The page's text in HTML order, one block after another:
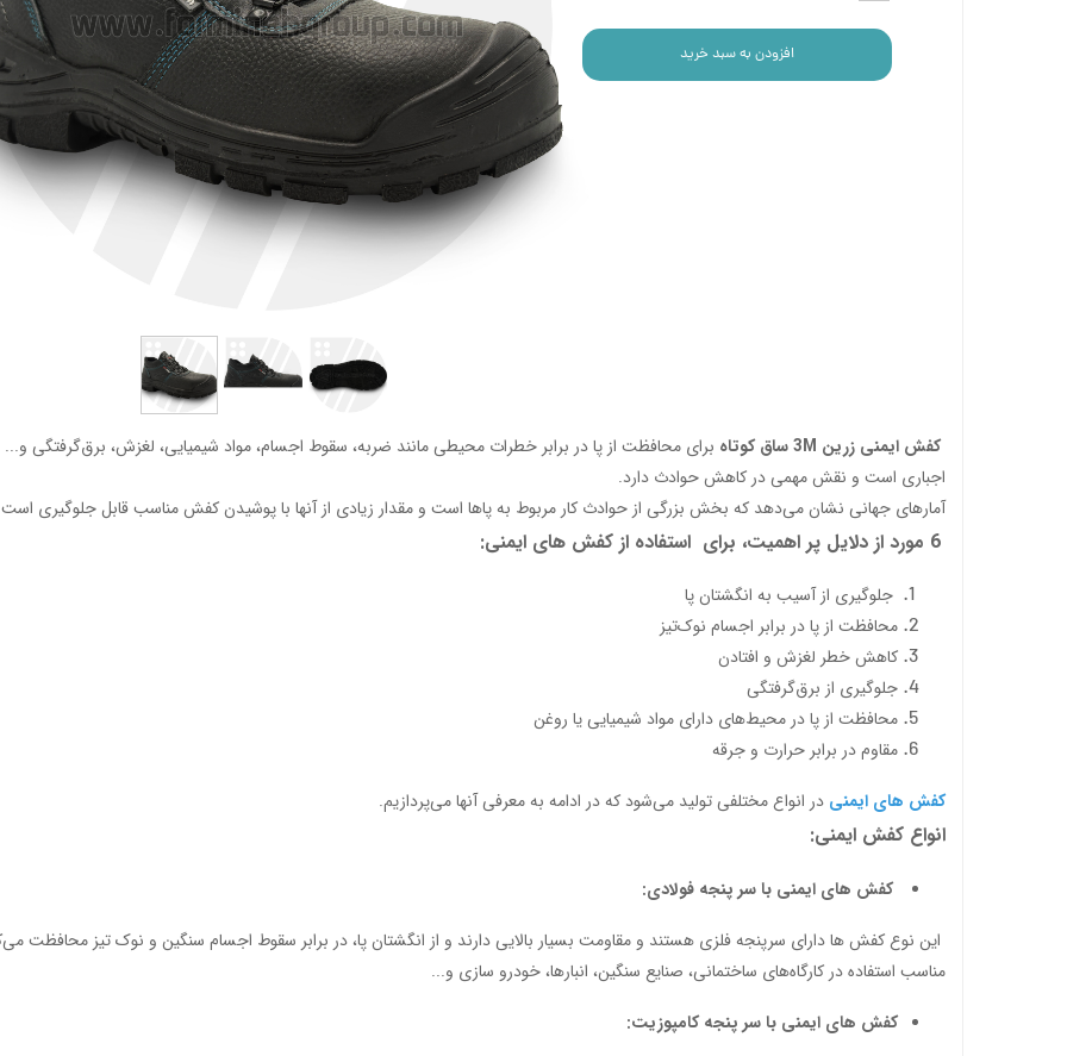
افزودن به سبد خرید
کفش ایمنی زرین 3M ساق کوتاه
برای محافظت از پا در برابر خطرات محیطی مانند ضربه، سقوط اجسام، مواد شیمیایی، لغزش، برق‌گرفتگی
اجباری است و نقش مهمی در کاهش حوادث دارد.
آمارهای جهانی نشان می‌دهد که بخش بزرگی از حوادث کار مربوط به پاها است و مقدار زیادی از آنها با پوشیدن کفش مناسب قابل جلوگیری
6 مورد از دلایل پر اهمیت، برای استفاده از کفش های ایمنی:
جلوگیری از آسیب به انگشتان پا
محافظت از پا در برابر اجسام نوک‌تیز
کاهش خطر لغزش و افتادن
جلوگیری از برق‌گرفتگی
محافظت از پا در محیط‌های دارای مواد شیمیایی یا روغن
مقاوم در برابر حرارت و جرقه
کفش های ایمنی در انواع مختلفی تولید می‌شود که در ادامه به معرفی آنها می‌پردازیم.
انواع کفش ایمنی:
کفش های ایمنی با سر پنجه فولادی:
این نوع کفش ها دارای سرپنجه فلزی هستند و مقاومت بسیار بالایی دارند و از انگشتان پا، در برابر سقوط اجسام سنگین و نوک تیز محافظت
مناسب استفاده در کارگاه‌های ساختمانی، صنایع سنگین، انبارها، خودرو سازی و...
کفش های ایمنی با سر پنجه کامپوزیت: